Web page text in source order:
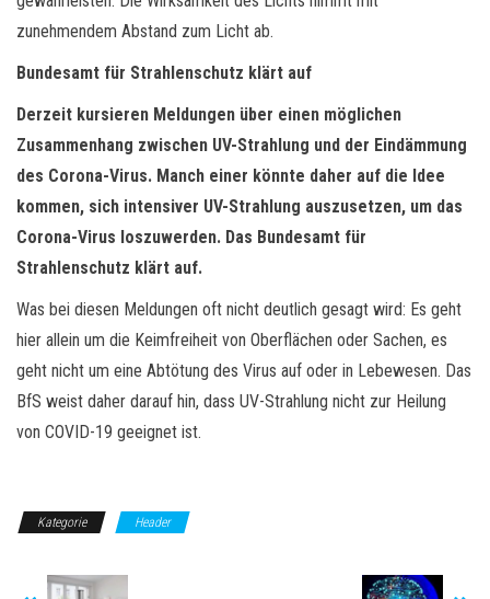
zunehmendem Abstand zum Licht ab.
Bundesamt für Strahlenschutz klärt auf
Derzeit kursieren Meldungen über einen möglichen
Zusammenhang zwischen UV-Strahlung und der Eindämmung
des Corona-Virus. Manch einer könnte daher auf die Idee
kommen, sich intensiver UV-Strahlung auszusetzen, um das
Corona-Virus loszuwerden. Das Bundesamt für
Strahlenschutz klärt auf.
Was bei diesen Meldungen oft nicht deutlich gesagt wird: Es geht
hier allein um die Keimfreiheit von Oberflächen oder Sachen, es
geht nicht um eine Abtötung des Virus auf oder in Lebewesen. Das
BfS weist daher darauf hin, dass UV-Strahlung nicht zur Heilung
von COVID-19 geeignet ist.
Kategorie Header